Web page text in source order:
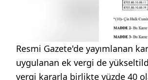
Resmi Gazete'de yayımlanan
uygulanan ek vergi de
vergi kararla birlikte yüzde 40